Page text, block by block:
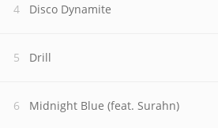
Disco Dynamite
Drill
Midnight Blue (feat. Surahn)